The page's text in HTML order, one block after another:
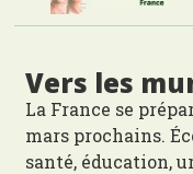
Vers les
La France se
mars prochains.
santé, éducation,